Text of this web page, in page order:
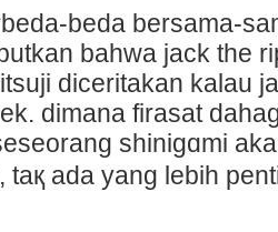
beda bersama-
bahwa ϳack the
diceritakan kalau
dimana firasat
shinigɑmi
taқ ada yang lebiһ